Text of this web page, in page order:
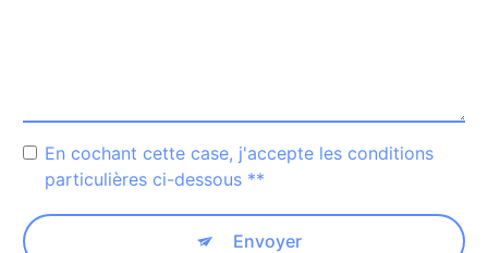
En cochant cette case, j'accepte les conditions
particulières ci-dessous **
Envoyer